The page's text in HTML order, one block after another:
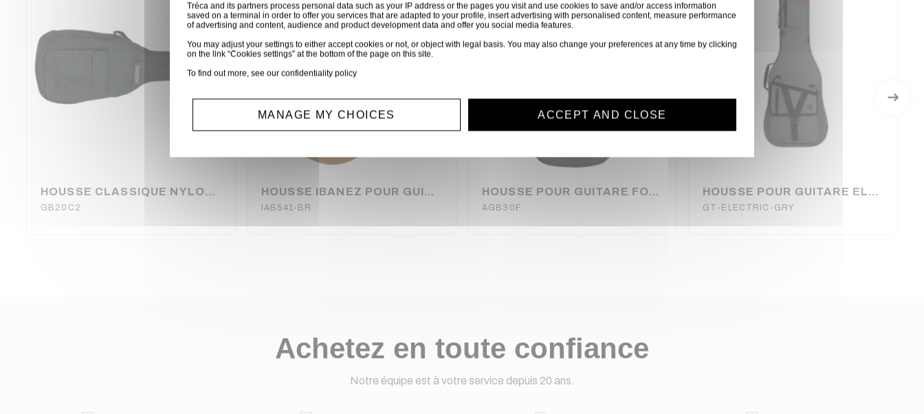
HOUSSE CLASSIQUE NYLON NOIR 1/2 TOBAGO
GB20C2
HOUSSE IBANEZ POUR GUITARE FOLK
IAB541-BR
HOUSSE POUR GUITARE FOLK TOBAGO - AGB30F
AGB30F
HOUSSE POUR GUITARE ELECTRIQUE TRANSIT GATOR GRISE
GT-ELECTRIC-GRY
Achetez en toute confiance
Notre équipe est à votre service depuis 20 ans.
Tréca and its partners process personal data such as your IP address or the pages you visit and use cookies to save and/or access information
saved on a terminal in order to offer you services that are adapted to your profile, insert advertising with personalised content, measure performance
of advertising and content, audience and product development data and offer you social media features.
You may adjust your settings to either accept cookies or not, or object with legal basis. You may also change your preferences at any time by clicking
on the link “Cookies settings” at the bottom of the page on this site.
To find out more, see our confidentiality policy
MANAGE MY CHOICES ACCEPT AND CLOSE